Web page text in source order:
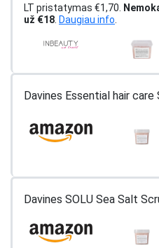
LT pristatymas €1,70.
už €18. Daugiau info.
Davines Essential hair
Davines SOLU Sea Salt